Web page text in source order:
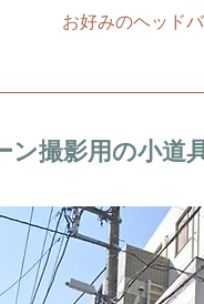
お好みのヘッド
ン撮影用の小道